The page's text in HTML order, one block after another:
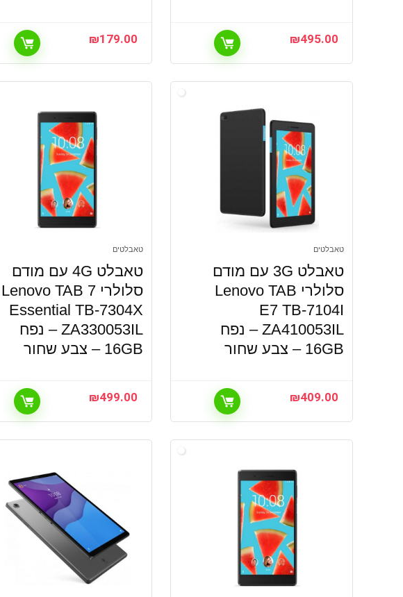
₪495.00
₪179.00
טאבלטים
טאבלט 3G עם מודם
סלולרי Lenovo TAB
E7 TB-7104I
ZA410053IL – נפח
16GB – צבע שחור
₪409.00
טאבלטים
טאבלט 4G עם מודם
סלולרי Lenovo TAB 7
Essential TB-7304X
ZA330053IL – נפח
16GB – צבע שחור
₪499.00